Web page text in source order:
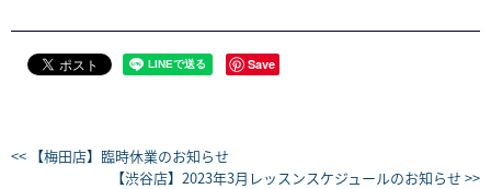
Save
<< 【梅田店】臨時休業のお知らせ
【渋谷店】2023年3月レッスンスケジュールのお知らせ >>